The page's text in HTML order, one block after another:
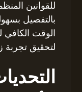
للقوانين
بالتفصيل
الوقت الكافي
لتحقيق